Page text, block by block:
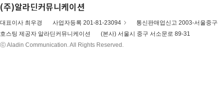
(주)알라딘커뮤니케이션
대표이사 최우경 사업자등록 201-81-23094
통신판매업신고 2003-서울중
호스팅 제공자 알라딘커뮤니케이션
(본사) 서울시 중구 서소문로 89-31
ⓒ Aladin Communication. All Rights Reserved.